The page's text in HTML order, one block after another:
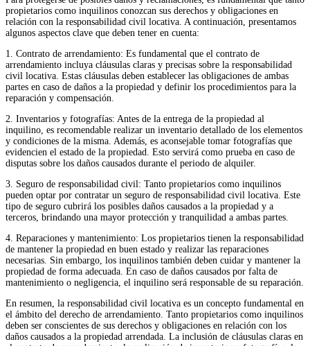
propietarios como inquilinos conozcan sus derechos y obligaciones en
relación con la responsabilidad civil locativa. A continuación, presentamos
algunos aspectos clave que deben tener en cuenta:
1. Contrato de arrendamiento: Es fundamental que el contrato de
arrendamiento incluya cláusulas claras y precisas sobre la responsabilidad
civil locativa. Estas cláusulas deben establecer las obligaciones de ambas
partes en caso de daños a la propiedad y definir los procedimientos para la
reparación y compensación.
2. Inventarios y fotografías: Antes de la entrega de la propiedad al
inquilino, es recomendable realizar un inventario detallado de los elementos
y condiciones de la misma. Además, es aconsejable tomar fotografías que
evidencien el estado de la propiedad. Esto servirá como prueba en caso de
disputas sobre los daños causados durante el periodo de alquiler.
3. Seguro de responsabilidad civil: Tanto propietarios como inquilinos
pueden optar por contratar un seguro de responsabilidad civil locativa. Este
tipo de seguro cubrirá los posibles daños causados a la propiedad y a
terceros, brindando una mayor protección y tranquilidad a ambas partes.
4. Reparaciones y mantenimiento: Los propietarios tienen la responsabilidad
de mantener la propiedad en buen estado y realizar las reparaciones
necesarias. Sin embargo, los inquilinos también deben cuidar y mantener la
propiedad de forma adecuada. En caso de daños causados por falta de
mantenimiento o negligencia, el inquilino será responsable de su reparación.
En resumen, la responsabilidad civil locativa es un concepto fundamental en
el ámbito del derecho de arrendamiento. Tanto propietarios como inquilinos
deben ser conscientes de sus derechos y obligaciones en relación con los
daños causados a la propiedad arrendada. La inclusión de cláusulas claras en